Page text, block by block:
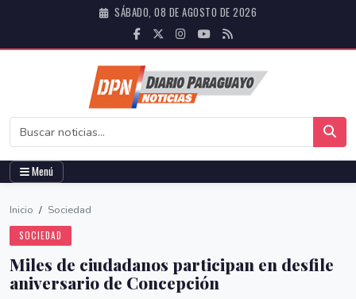
SÁBADO, 08 DE AGOSTO DE 2026
Menú
Inicio / Sociedad
SOCIEDAD
Miles de ciudadanos participan en desfile
aniversario de Concepción